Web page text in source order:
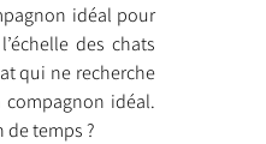
idéal pour
des chats
qui ne recherche
idéal.
de temps ?